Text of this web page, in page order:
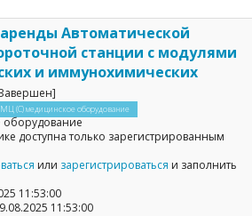
Автоматической
станции с модулями
и иммунохимических
(С) медицинское оборудование
оборудование
доступна только зарегистрированным
или зарегистрироваться и заполнить
11:53:00
11:53:00